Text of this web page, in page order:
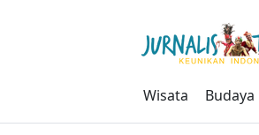
Wisata Budaya